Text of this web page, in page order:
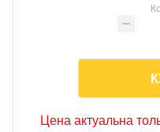
Цена актуальна